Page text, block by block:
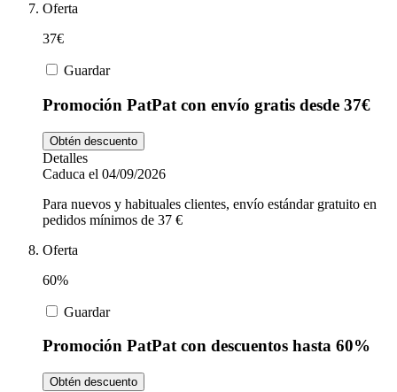
Oferta
37€
Guardar
Promoción PatPat con envío gratis desde 37€
Obtén descuento
Detalles
Caduca el 04/09/2026
Para nuevos y habituales clientes, envío estándar gratuito en
pedidos mínimos de 37 €
Oferta
60%
Guardar
Promoción PatPat con descuentos hasta 60%
Obtén descuento